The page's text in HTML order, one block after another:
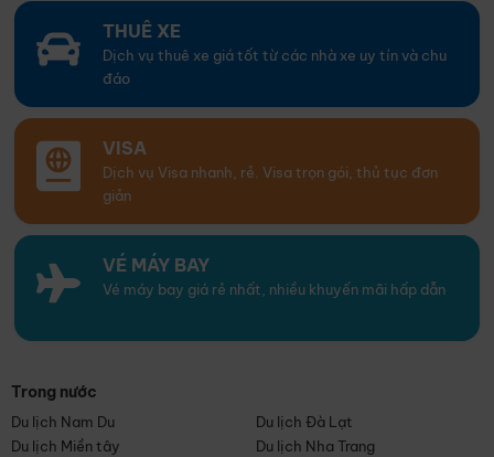
THUÊ XE
Dịch vụ thuê xe giá tốt từ các nhà xe uy tín và chu
đáo
VISA
Dịch vụ Visa nhanh, rẻ. Visa trọn gói, thủ tục đơn
giản
VÉ MÁY BAY
Vé máy bay giá rẻ nhất, nhiều khuyến mãi hấp dẫn
Trong nước
Du lịch Nam Du
Du lịch Đà Lạt
Du lịch Miền tây
Du lịch Nha Trang